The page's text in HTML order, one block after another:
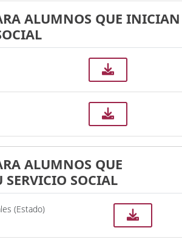
ALUMNOS QUE INICIAN
ALUMNOS QUE
SOCIAL
(Estado)